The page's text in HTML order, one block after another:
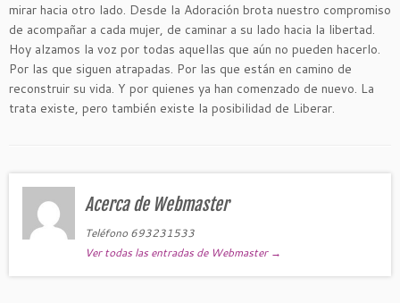
mirar hacia otro lado. Desde la Adoración brota nuestro compromiso
de acompañar a cada mujer, de caminar a su lado hacia la libertad.
Hoy alzamos la voz por todas aquellas que aún no pueden hacerlo.
Por las que siguen atrapadas. Por las que están en camino de
reconstruir su vida. Y por quienes ya han comenzado de nuevo. La
trata existe, pero también existe la posibilidad de Liberar.
Acerca de Webmaster
Teléfono 693231533
Ver todas las entradas de Webmaster →